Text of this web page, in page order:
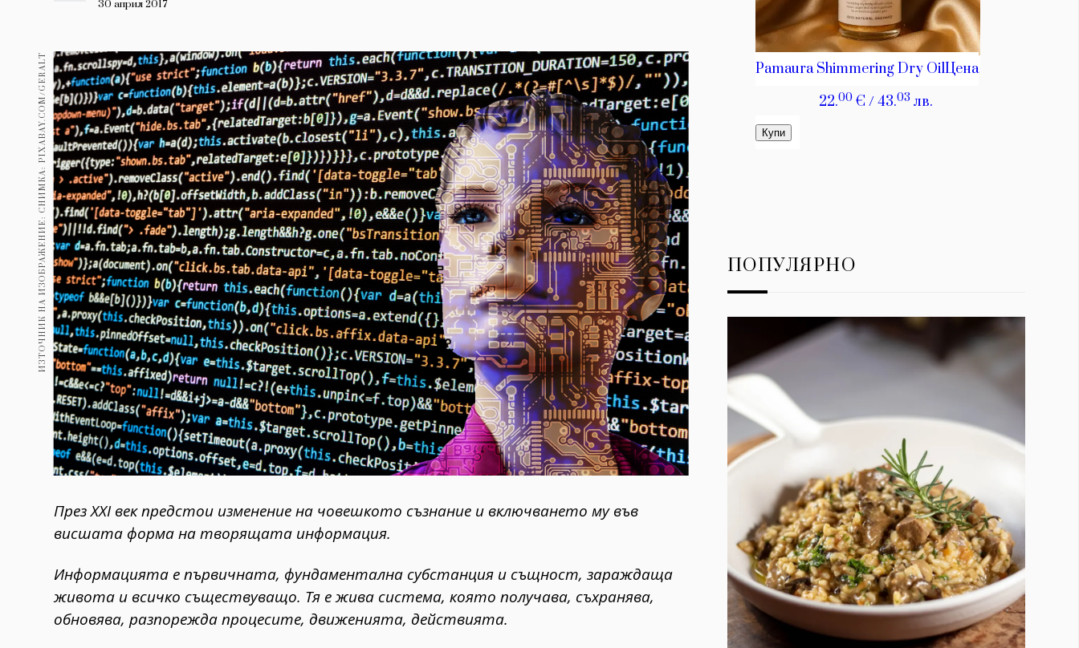
Здраве 389
Gentlemen
382
Wellness 1816
ПОСЛЕДВАЙТЕ
НИ
30 април 2017
ИЗТОЧНИК НА ИЗОБРАЖЕНИЕ: СНИМКА: PIXABAY.COM/GERALT
През XXI век предстои изменение на човешкото съзнание и включването му във
висшата форма на творящата информация.
Информацията е първичната, фундаментална субстанция и същност, зараждаща
живота и всичко съществуващо. Тя е жива система, която получава, съхранява,
обновява, разпорежда процесите, движенията, действията.
ПОПУЛЯРНО